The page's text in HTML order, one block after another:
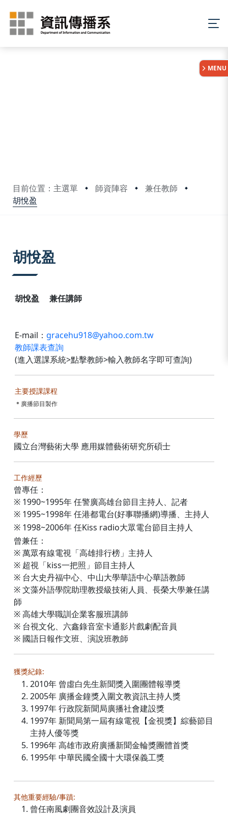
目前位置：主選單 師資陣容
兼任教師
胡悅盈
MENU
胡悅盈
胡悅盈 兼任講師
E-mail： gracehu918@yahoo.com.tw
教師課表查詢
(進入選課系統>點擊教師>輸入教師名字即可查詢)
主要授課課程
＊ 廣播節目製作
學歷
國立台灣藝術大學 應用媒體藝術研究所碩士
工作經歷
曾專任：
※ 1990~1995年任警廣高雄台節目主持人、記者
※ 1995~1998年任港都電台(好事聯播網)導播、主持人
※ 1998~2006年任Kiss radio大眾電台節目主持人
曾兼任：
※ 萬眾有線電視 「高雄排行榜」主持人
※ 超視「kiss一把照」節目主持人
※ 台大史丹福中心、中山大學華語中心華語教師
※ 文藻外語學院助理教授級技術人員、長榮大學兼任講
師
※ 高雄大學職訓企業客服班講師
※ 台視文化、六鑫錄音室卡通影片戲劇配音員
※ 國語日報作文班、演說班教師
獲獎紀錄:
2010年 曾虛白先生新聞獎入圍團體報導獎
2005年 廣播金鐘獎入圍文教資訊主持人獎
1997年 行政院新聞局廣播社會建設獎
1997年 新聞局第一屆有線電視【金視獎】綜藝節目
主持人優等獎
1996年 高雄市政府廣播新聞金輪獎團體首獎
1995年 中華民國全國十大環保義工獎
其他重要經驗/事蹟:
曾任南風劇團音效設計及演員